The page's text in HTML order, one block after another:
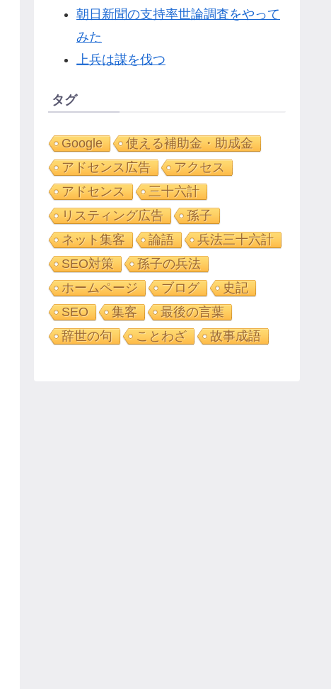
朝日新聞の支持率世論調査をやって
みた
上兵は謀を伐つ
タグ
Google
使える補助金・助成金
アドセンス広告
アクセス
アドセンス
三十六計
リスティング広告
孫子
ネット集客
論語
兵法三十六計
SEO対策
孫子の兵法
ホームページ
ブログ
史記
SEO
集客
最後の言葉
辞世の句
ことわざ 故事成語